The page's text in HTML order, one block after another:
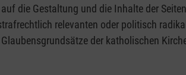
die Gestaltung und die Inhalte der
relevanten oder politisch
der katholischen